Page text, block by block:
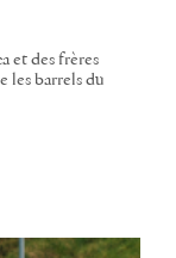
et des frères
les barrels du